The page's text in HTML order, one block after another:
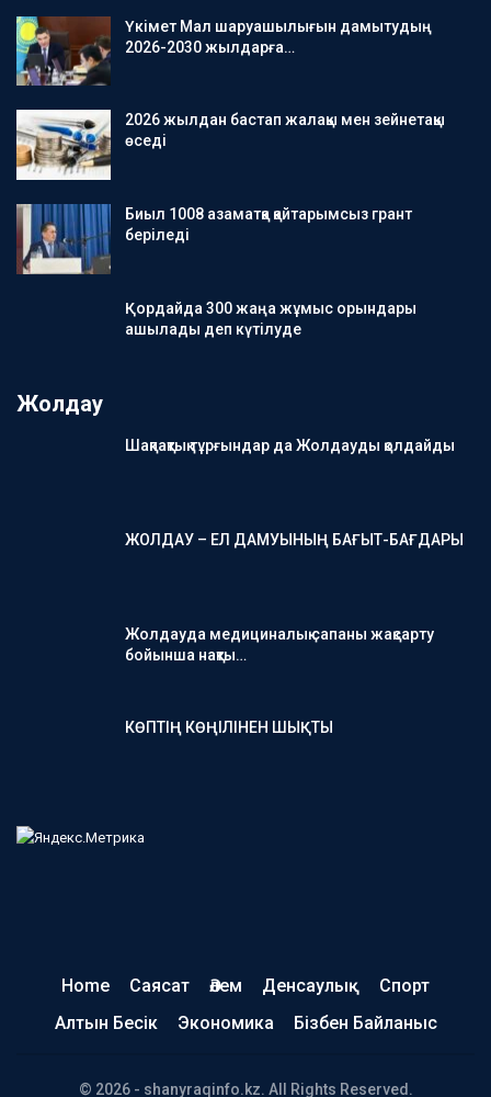
Үкімет Мал шаруашылығын дамытудың
2026-2030 жылдарға…
2026 жылдан бастап жалақы мен зейнетақы
өседі
Биыл 1008 азаматқа қайтарымсыз грант
беріледі
Қордайда 300 жаңа жұмыс орындары
ашылады деп күтілуде
Жолдау
Шақпақтық тұрғындар да Жолдауды қолдайды
ЖОЛДАУ – ЕЛ ДАМУЫНЫҢ БАҒЫТ-БАҒДАРЫ
Жолдауда медициналық сапаны жақсарту
бойынша нақты…
КӨПТІҢ КӨҢІЛІНЕН ШЫҚТЫ
Home Саясат Әлем Денсаулық
Спорт
Алтын Бесік
Экономика Бізбен Байланыс
© 2026 - shanyraqinfo.kz. All Rights Reserved.